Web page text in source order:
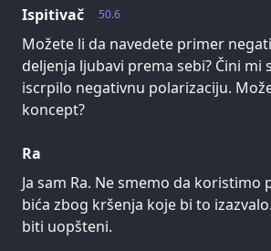
50.6
Ispitivač
Možete li da navedete primer
deljenja ljubavi prema sebi? Čini mi
iscrpilo negativnu polarizaciju.
koncept?
Ra
Ja sam Ra. Ne smemo da
bića zbog kršenja koje bi to
biti uopšteni.